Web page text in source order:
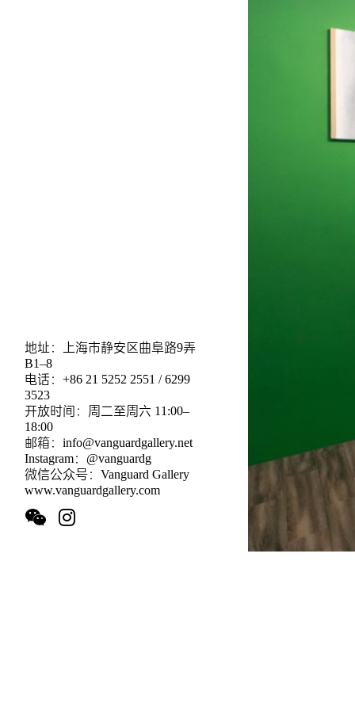
地址：上海市静安区曲阜路9弄
B1–8
电话：+86 21 5252 2551 / 6299
3523
开放时间：周二至周六 11:00–
18:00
邮箱：info@vanguardgallery.net
Instagram：@vanguardg
微信公众号：Vanguard Gallery
www.vanguardgallery.com